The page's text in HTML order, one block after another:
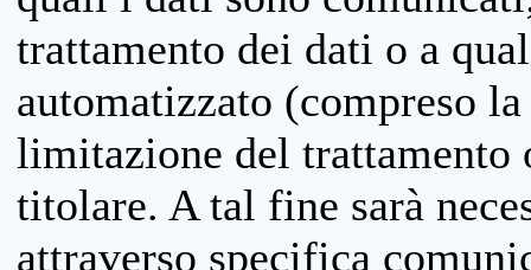
trattamento dei dati o a
automatizzato (compreso
limitazione del trattamento
titolare. A tal fine sarà
attraverso specifica